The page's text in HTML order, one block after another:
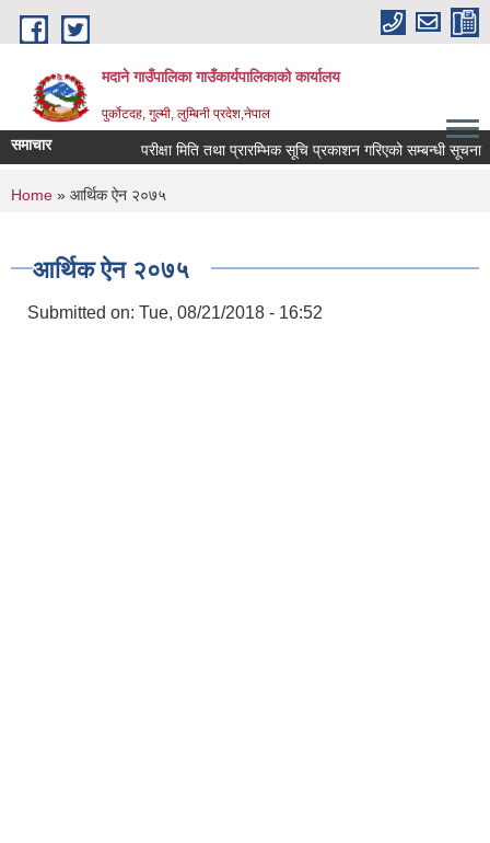
Skip to main content
मदाने गाउँपालिका गाउँकार्यपालिकाको कार्यालय
पुर्कोटदह, गुल्मी, लुम्बिनी प्रदेश,नेपाल
समाचार परीक्षा मिति तथा प्रारम्भिक सूचि प्रकाशन गरिएको सम्बन्धी सूचना
You are here
Home » आर्थिक ऐन २०७५
आर्थिक ऐन २०७५
Submitted on: Tue, 08/21/2018 - 16:52